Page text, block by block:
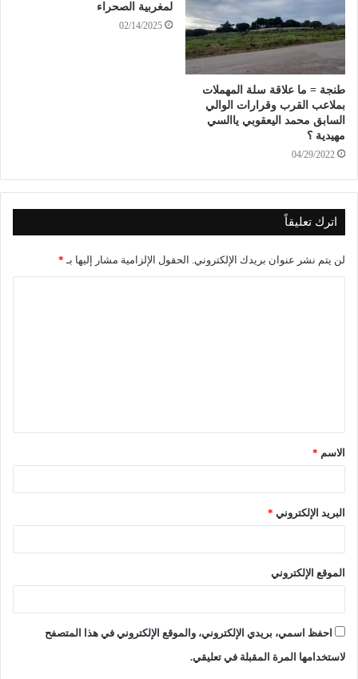
طنجة = ما علاقة سلة المهملات
بملاعب القرب وقرارات الوالي
السابق محمد اليعقوبي ياالسي
مهيدية ؟
04/29/2022
لمغربية الصحراء
02/14/2025
اترك تعليقاً
لن يتم نشر عنوان بريدك الإلكتروني. الحقول الإلزامية مشار إليها بـ *
الاسم *
البريد الإلكتروني *
الموقع الإلكتروني
احفظ اسمي، بريدي الإلكتروني، والموقع الإلكتروني في هذا المتصفح
لاستخدامها المرة المقبلة في تعليقي.